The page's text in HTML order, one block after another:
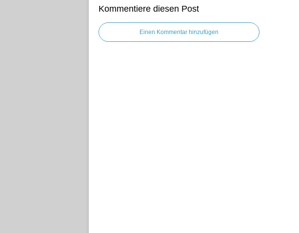
Kommentiere diesen Post
Einen Kommentar hinzufügen